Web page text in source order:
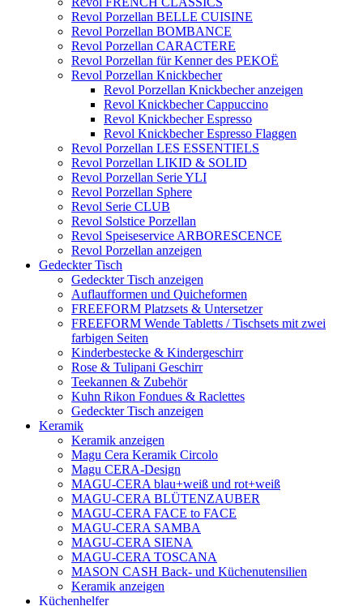
Revol Porzellan BELLE CUISINE
Revol Porzellan BOMBANCE
Revol Porzellan CARACTERE
Revol Porzellan für Kenner des PEKOË
Revol Porzellan Knickbecher
Revol Porzellan Knickbecher anzeigen
Revol Knickbecher Cappuccino
Revol Knickbecher Espresso
Revol Knickbecher Espresso Flaggen
Revol Porzellan LES ESSENTIELS
Revol Porzellan LIKID & SOLID
Revol Porzellan Serie YLI
Revol Porzellan Sphere
Revol Serie CLUB
Revol Solstice Porzellan
Revol Speiseservice ARBORESCENCE
Revol Porzellan anzeigen
Gedeckter Tisch
Gedeckter Tisch anzeigen
Auflaufformen und Quicheformen
FREEFORM Platzsets & Untersetzer
FREEFORM Wende Tabletts / Tischsets mit zwei
farbigen Seiten
Kinderbestecke & Kindergeschirr
Rose & Tulipani Geschirr
Teekannen & Zubehör
Kuhn Rikon Fondues & Raclettes
Gedeckter Tisch anzeigen
Keramik
Keramik anzeigen
Magu Cera Keramik Circolo
Magu CERA-Design
MAGU-CERA blau+weiß und rot+weiß
MAGU-CERA BLÜTENZAUBER
MAGU-CERA FACE to FACE
MAGU-CERA SAMBA
MAGU-CERA SIENA
MAGU-CERA TOSCANA
MASON CASH Back- und Küchenutensilien
Keramik anzeigen
Küchenhelfer